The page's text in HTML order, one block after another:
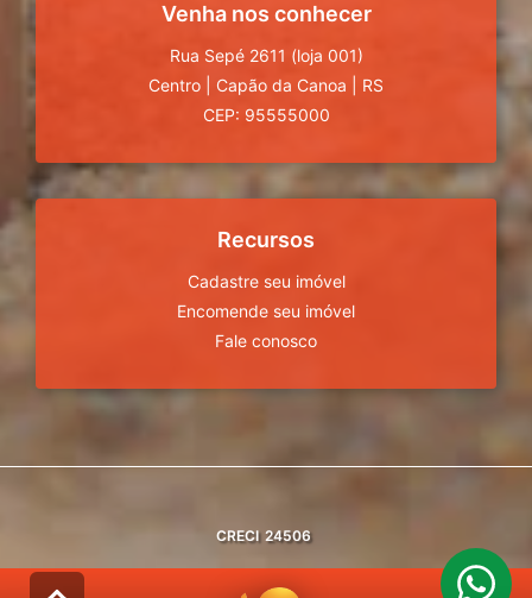
Venha nos conhecer
Rua Sepé 2611 (loja 001)
Centro
Capão da Canoa
RS
CEP: 95555000
Recursos
Cadastre seu imóvel
Encomende seu imóvel
Fale conosco
CRECI 24506